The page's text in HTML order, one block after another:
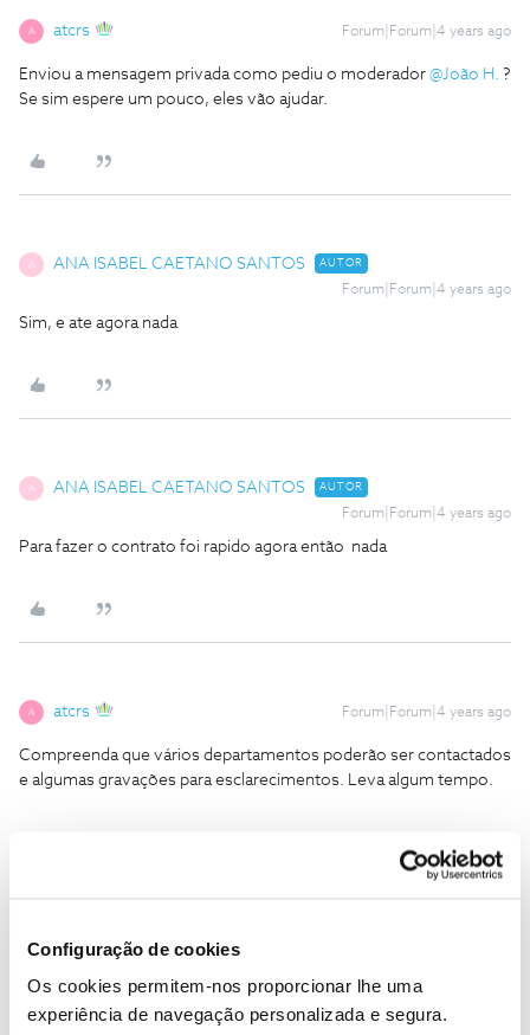
Configuração de cookies
Os cookies permitem-nos proporcionar lhe uma
experiência de navegação personalizada e segura.
A atcrs Forum|Forum|4 years ago
Enviou a mensagem privada como pediu o moderador @João H. ?
Se sim espere um pouco, eles vão ajudar.
A ANA ISABEL CAETANO SANTOS AUTOR
Forum|Forum|4 years ago
Sim, e ate agora nada
A ANA ISABEL CAETANO SANTOS AUTOR
Forum|Forum|4 years ago
Para fazer o contrato foi rapido agora então nada
A atcrs Forum|Forum|4 years ago
Compreenda que vários departamentos poderão ser contactados
e algumas gravações para esclarecimentos. Leva algum tempo.
Mário P.
Bom dia@atcrse@ANA ISABEL CAETANO SANTOS,
@ANA ISABEL CAETANO SANTOS, respondemos à sua